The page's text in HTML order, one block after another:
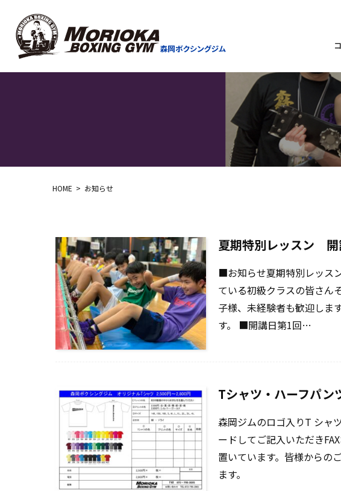
HOME お知らせ
夏期特別レッスン
■お知らせ夏期特別レッ
ている初級クラスの皆さん
子様、未経験者も歓迎しま
す。 ■開講日第1回…
Tシャツ・ハーフパン
森岡ジムのロゴ入りT シ
ードしてご記入いただき
置いています。皆様からの
ます。